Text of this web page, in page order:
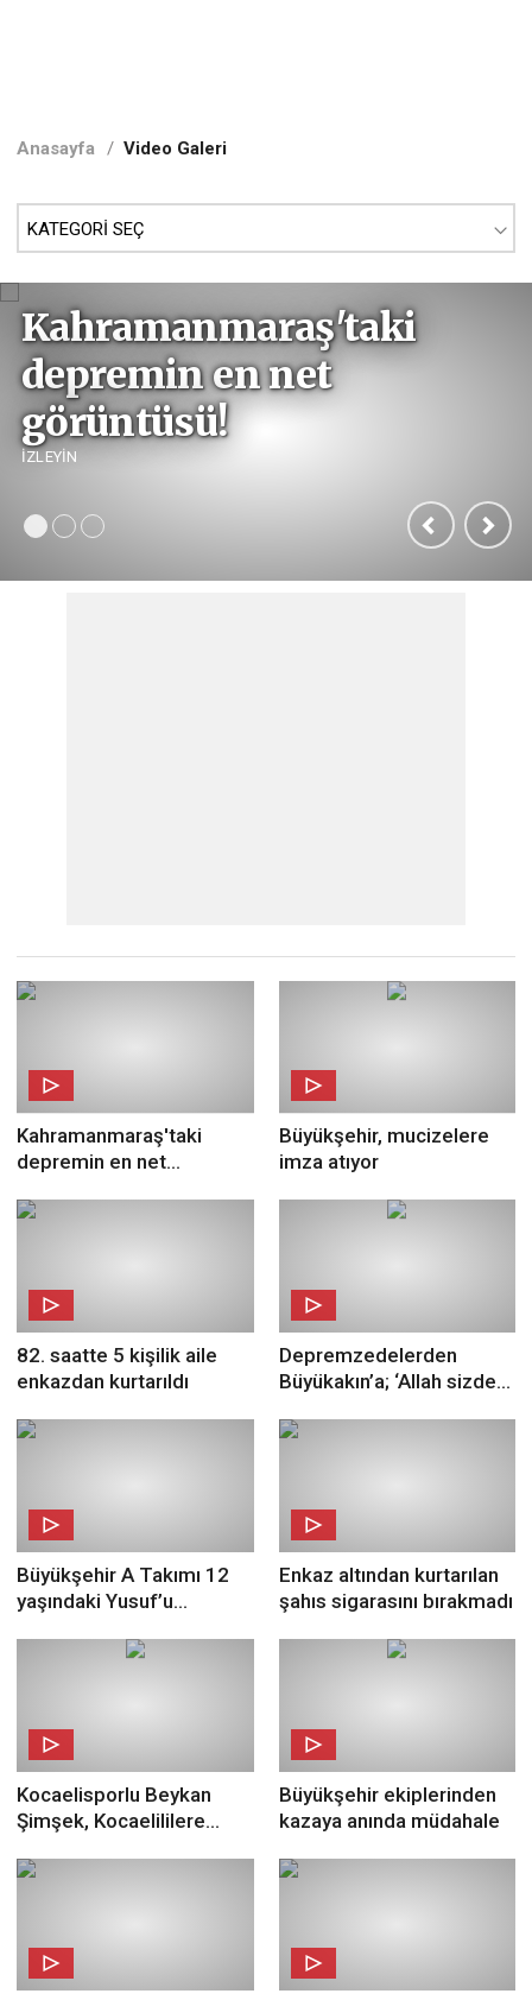
Anasayfa / Video Galeri
Kahramanmaraş'taki
depremin en net
görüntüsü!
İZLEYİN
Kahramanmaraş'taki
depremin en net
Büyükşehir, mucizelere
imza atıyor
82. saatte 5 kişilik aile
enkazdan kurtarıldı
Depremzedelerden
Büyükakın’a; ‘Allah sizden
Büyükşehir A Takımı 12
yaşındaki Yusuf’u
Enkaz altından kurtarılan
şahıs sigarasını bırakmadı
Kocaelisporlu Beykan
Şimşek, Kocaelililere
Büyükşehir ekiplerinden
kazaya anında müdahale